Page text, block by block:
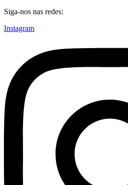
Siga-nos nas redes:
Instagram